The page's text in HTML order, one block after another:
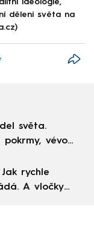
ideologie,
dělení světa na
světa.
vévodí
rychle
A vločky